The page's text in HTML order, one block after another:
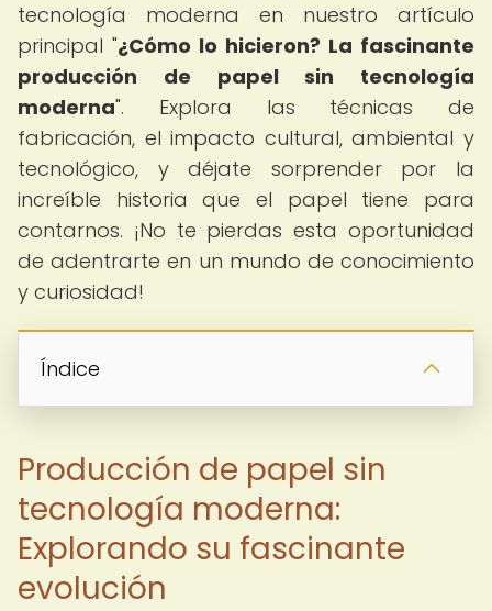
tecnología moderna en nuestro artículo
principal "¿Cómo lo hicieron? La fascinante
producción de papel sin tecnología
moderna". Explora las técnicas de
fabricación, el impacto cultural, ambiental y
tecnológico, y déjate sorprender por la
increíble historia que el papel tiene para
contarnos. ¡No te pierdas esta oportunidad
de adentrarte en un mundo de conocimiento
y curiosidad!
Índice
Producción de papel sin
tecnología moderna:
Explorando su fascinante
evolución